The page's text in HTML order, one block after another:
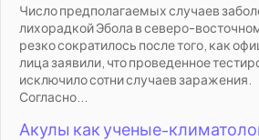
Число предполагаемых случаев
лихорадкой Эбола в северо-
резко сократилось после того, как
лица заявили, что проведенное
исключило сотни случаев заражения.
Согласно...
Акулы как ученые-